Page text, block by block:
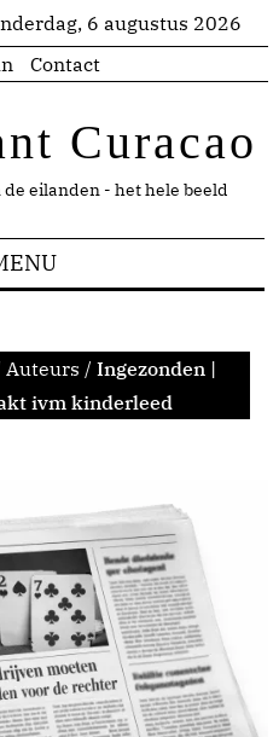
6 augustus 2026
Contact
Curacao
eilanden - het hele beeld
Auteurs / Ingezonden |
ivm kinderleed